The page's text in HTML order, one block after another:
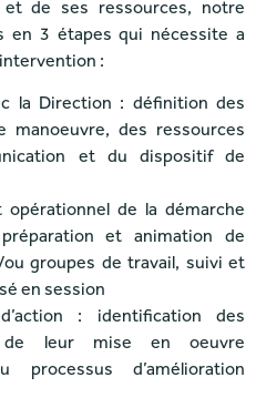
et de ses ressources, notre
en 3 étapes qui nécessite a
:
la Direction : définition des
manoeuvre, des ressources
et du dispositif de
de la démarche
et animation de
groupes de travail, suivi et
en session
: identification des
de leur mise en oeuvre
processus d’amélioration